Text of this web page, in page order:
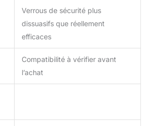
Verrous de sécurité plus
dissuasifs que réellement
efficaces
Compatibilité à vérifier avant
l’achat